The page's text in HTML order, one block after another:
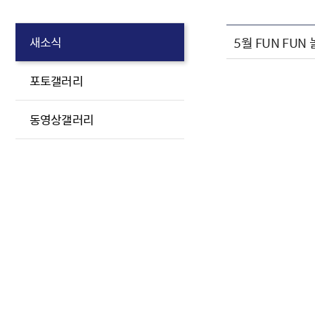
새소식
포토갤러리
동영상갤러리
5월 FUN FUN